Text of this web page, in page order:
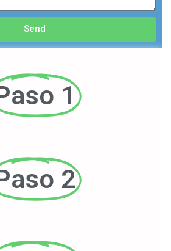
Send
1
2